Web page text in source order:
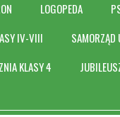
LOGOPEDA
IV-VIII
SAMORZĄD
KLASY 4